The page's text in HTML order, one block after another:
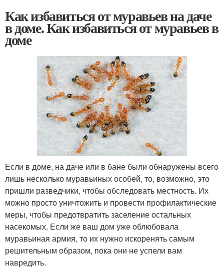
Как избавиться от муравьев на даче
в доме. Как избавиться от муравьев в
доме
Если в доме, на даче или в бане были обнаружены всего
лишь несколько муравьиных особей, то, возможно, это
пришли разведчики, чтобы обследовать местность. Их
можно просто уничтожить и провести профилактические
меры, чтобы предотвратить заселение остальных
насекомых. Если же ваш дом уже облюбовала
муравьиная армия, то их нужно искоренять самым
решительным образом, пока они не успели вам
навредить.